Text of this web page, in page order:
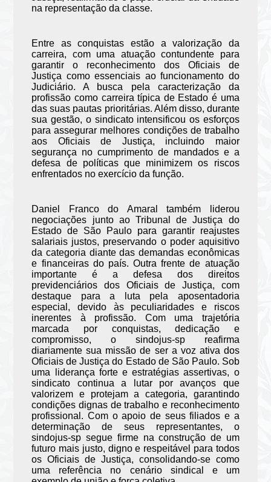
na representação da classe.
Entre as conquistas estão a valorização da
carreira, com uma atuação contundente para
garantir o reconhecimento dos Oficiais de
Justiça como essenciais ao funcionamento do
Judiciário. A busca pela caracterização da
profissão como carreira típica de Estado é uma
das suas pautas prioritárias. Além disso, durante
sua gestão, o sindicato intensificou os esforços
para assegurar melhores condições de trabalho
aos Oficiais de Justiça, incluindo maior
segurança no cumprimento de mandados e a
defesa de políticas que minimizem os riscos
enfrentados no exercício da função.
Daniel Franco do Amaral também liderou
negociações junto ao Tribunal de Justiça do
Estado de São Paulo para garantir reajustes
salariais justos, preservando o poder aquisitivo
da categoria diante das demandas econômicas
e financeiras do país. Outra frente de atuação
importante é a defesa dos direitos
previdenciários dos Oficiais de Justiça, com
destaque para a luta pela aposentadoria
especial, devido às peculiaridades e riscos
inerentes à profissão. Com uma trajetória
marcada por conquistas, dedicação e
compromisso, o sindojus-sp reafirma
diariamente sua missão de ser a voz ativa dos
Oficiais de Justiça do Estado de São Paulo. Sob
uma liderança forte e estratégias assertivas, o
sindicato continua a lutar por avanços que
valorizem e protejam a categoria, garantindo
condições dignas de trabalho e reconhecimento
profissional. Com o apoio de seus filiados e a
determinação de seus representantes, o
sindojus-sp segue firme na construção de um
futuro mais justo, digno e respeitável para todos
os Oficiais de Justiça, consolidando-se como
uma referência no cenário sindical e um